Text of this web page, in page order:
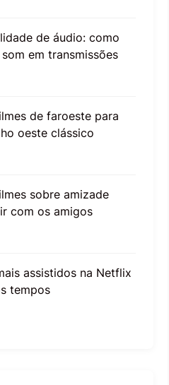
de áudio: como
em transmissões
de faroeste para
oeste clássico
sobre amizade
com os amigos
assistidos na Netflix
tempos